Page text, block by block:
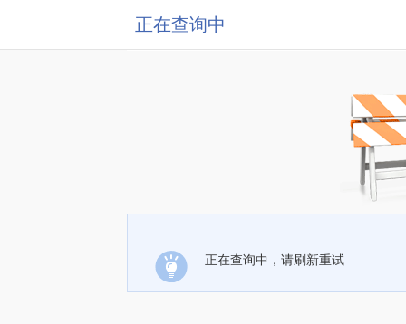
正在查询中
正在查询中，请刷新重试